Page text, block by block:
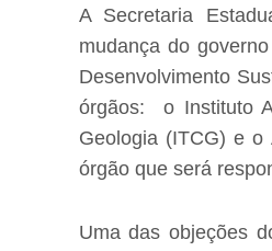
A Secretaria
mudança do
Desenvolvimento
órgãos: o Instituto
Geologia (ITCG) e o
órgão que será
Uma das objeções